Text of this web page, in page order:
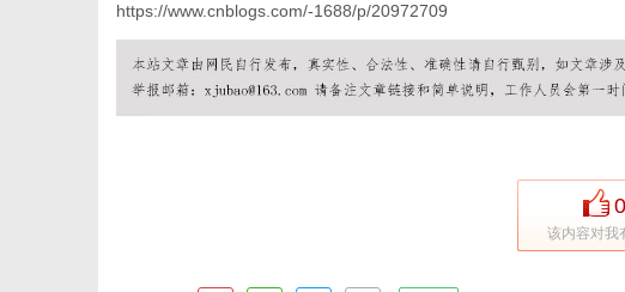
https://www.cnblogs.com/-1688/p/20972709
0
该内容对我